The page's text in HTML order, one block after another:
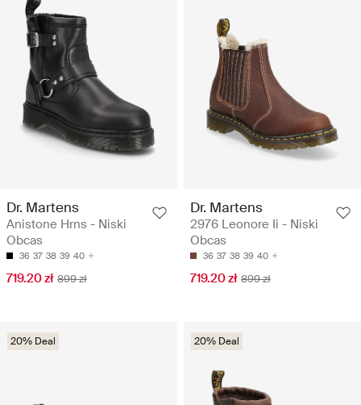
Dr. Martens
Anistone Hrns - Niski
Obcas
36 37 38 39 40
719.20 zł 899 zł
Dr. Martens
2976 Leonore Ii - Niski
Obcas
36 37 38 39 40
719.20 zł 899 zł
20% Deal 20% Deal